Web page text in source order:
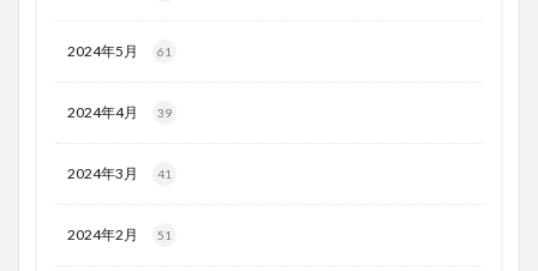
2024年5月 61
2024年4月 39
2024年3月 41
2024年2月 51